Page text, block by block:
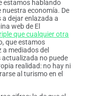
estamos hablando
economía. De
a dejar enlazada a
web de El
que cualquier otra
que estamos
mediados del
actualizada no puede
realidad: no hay ni
al turismo en el